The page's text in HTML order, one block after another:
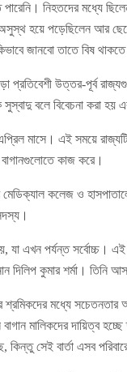
নিহতদের মধ্যে
হয়ে পড়েছিলেন আর
জানবো তাতে বিষ থাকতে
প্রতিবেশী উত্তর-পূর্ব
বলে বিবেচনা করা হয়
মাসে। এই সময়ে
কাজ করে।
কলেজ ও
এখন পর্যন্ত সর্বোচ্চ। এই
দিলিপ কুমার শর্মা। তিনি
শ্রমিকদের মধ্যে
মালিকদের দায়িত্ব
কিন্তু সেই বার্তা এসব